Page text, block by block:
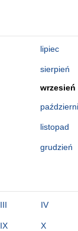
lipiec
sierpień
wrzesień
listopad
grudzień
III IV
IX X